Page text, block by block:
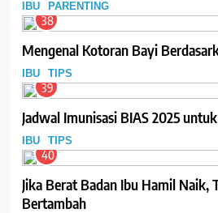
IBU PARENTING
38
Mengenal Kotoran Bayi
IBU TIPS
39
Jadwal Imunisasi BIAS 2025
IBU TIPS
40
Jika Berat Badan Ibu Hamil Naik,
Bertambah